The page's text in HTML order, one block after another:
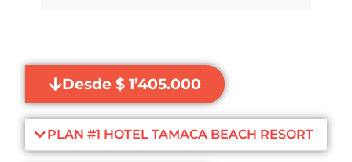
Desde $ 1’405.000
PLAN #1 HOTEL TAMACA BEACH RESORT